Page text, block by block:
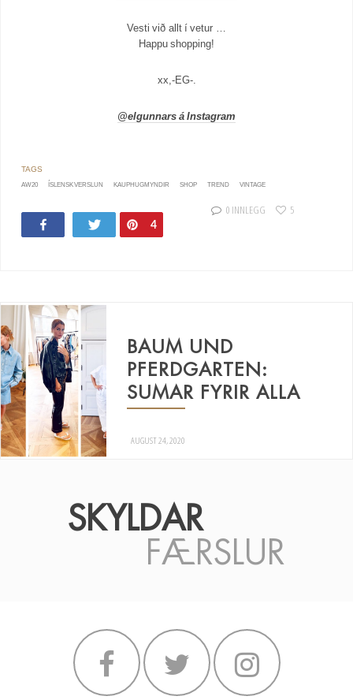
Vesti við allt í vetur …
Happu shopping!
xx,-EG-.
@elgunnars á Instagram
AW20 ÍSLENSK VERSLUN KAUPHUGMYNDIR SHOP TREND VINTAGE
Tweet Pin
4
0 INNLEGG 5
BAUM UND
PFERDGARTEN:
SUMAR FYRIR ALLA
AUGUST 24, 2020
SKYLDAR
FÆRSLUR